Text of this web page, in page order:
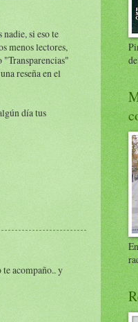
si eso te
menos lectores,
reseña en el
día tus
te acompaño.. y